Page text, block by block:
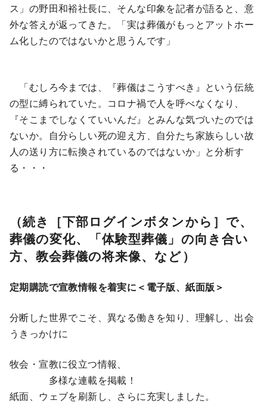
ス」の野田和裕社長に、そんな印象を記者が語ると、意
外な答えが返ってきた。「実は葬儀がもっとアットホー
ム化したのではないかと思うんです」
「むしろ今までは、『葬儀はこうすべき』という伝統
の型に縛られていた。コロナ禍で人を呼べなくなり、
『そこまでしなくていいんだ』とみんな気づいたのでは
ないか。自分らしい死の迎え方、自分たち家族らしい故
人の送り方に転換されているのではないか」と分析す
る・・・
（続き［下部ログインボタンから］で、
葬儀の変化、「体験型葬儀」の向き合い
方、教会葬儀の将来像、など）
定期購読で宣教情報を着実に＜電子版、紙面版＞
分断した世界でこそ、異なる働きを知り、理解し、出会
うきっかけに
牧会・宣教に役立つ情報、
多様な連載を掲載！
紙面、ウェブを刷新し、さらに充実しました。